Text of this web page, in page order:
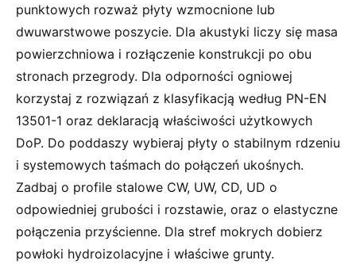
punktowych rozważ płyty wzmocnione lub
dwuwarstwowe poszycie. Dla akustyki liczy się masa
powierzchniowa i rozłączenie konstrukcji po obu
stronach przegrody. Dla odporności ogniowej
korzystaj z rozwiązań z klasyfikacją według PN-EN
13501-1 oraz deklaracją właściwości użytkowych
DoP. Do poddaszy wybieraj płyty o stabilnym rdzeniu
i systemowych taśmach do połączeń ukośnych.
Zadbaj o profile stalowe CW, UW, CD, UD o
odpowiedniej grubości i rozstawie, oraz o elastyczne
połączenia przyścienne. Dla stref mokrych dobierz
powłoki hydroizolacyjne i właściwe grunty.